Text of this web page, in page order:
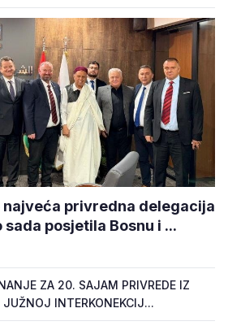
najveća privredna delegacija
sada posjetila Bosnu i ...
ZA 20. SAJAM PRIVREDE IZ
JUŽNOJ INTERKONEKCIJ...